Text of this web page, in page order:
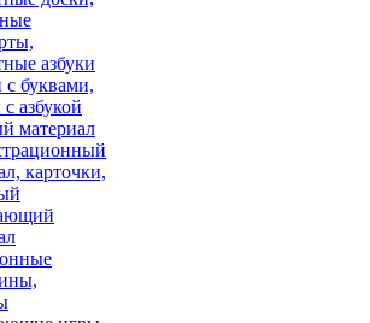
азбуки
буквами,
азбукой
материал
карточки,